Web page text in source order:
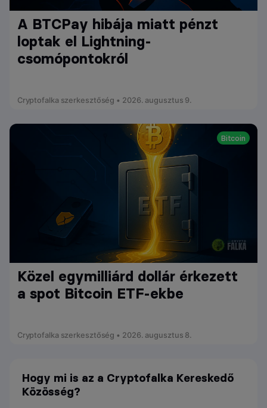
A BTCPay hibája miatt pénzt
loptak el Lightning-
csomópontokról
Cryptofalka szerkesztőség • 2026. augusztus 9.
Bitcoin
Közel egymilliárd dollár érkezett
a spot Bitcoin ETF-ekbe
Cryptofalka szerkesztőség • 2026. augusztus 8.
Hogy mi is az a Cryptofalka Kereskedő
Közösség?